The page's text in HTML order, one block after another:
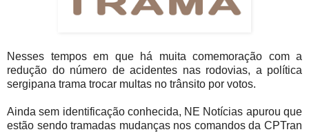
Nesses tempos em que há muita comemoração com a
redução do número de acidentes nas rodovias, a política
sergipana trama trocar multas no trânsito por votos.
Ainda sem identificação conhecida, NE Notícias apurou que
estão sendo tramadas mudanças nos comandos da CPTran